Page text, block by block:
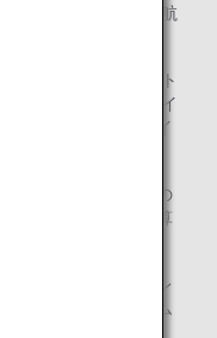
ー アライアンス加盟航
コネクティングパート
便では、スター アライ
のフライトとしてマイ
うち、提携航空会社の
便としてマイルが積算
提携航空会社のマイレ
れた場合、プレミアム